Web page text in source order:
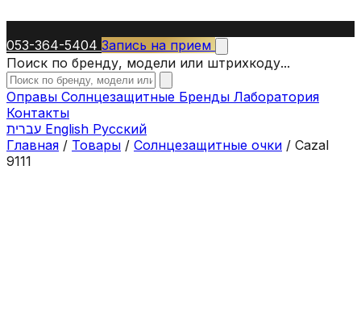
053-364-5404 Запись на прием
Поиск по бренду, модели или штрихкоду...
Оправы Солнцезащитные Бренды Лаборатория
Контакты
English Русский
Главная / Товары / Солнцезащитные очки / Cazal
9111